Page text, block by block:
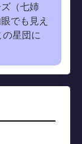
（七姉
でも見え
の星団に